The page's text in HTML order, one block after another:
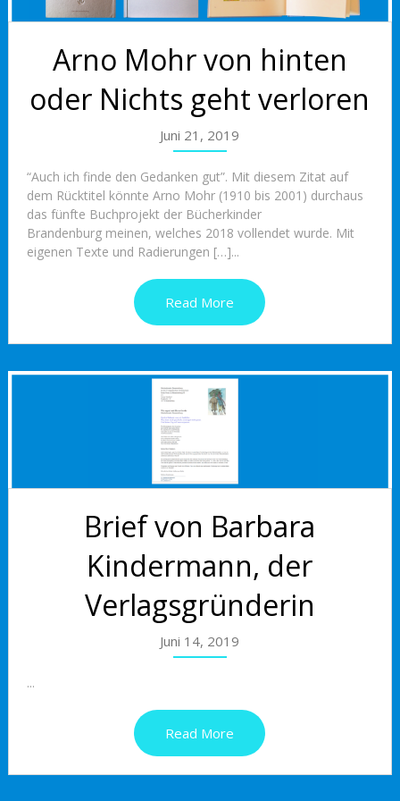
Arno Mohr von hinten
oder Nichts geht verloren
Juni 21, 2019
“Auch ich finde den Gedanken gut”. Mit diesem Zitat auf
dem Rücktitel könnte Arno Mohr (1910 bis 2001) durchaus
das fünfte Buchprojekt der Bücherkinder
Brandenburg meinen, welches 2018 vollendet wurde. Mit
eigenen Texte und Radierungen […]...
Read More
Brief von Barbara
Kindermann, der
Verlagsgründerin
Juni 14, 2019
...
Read More